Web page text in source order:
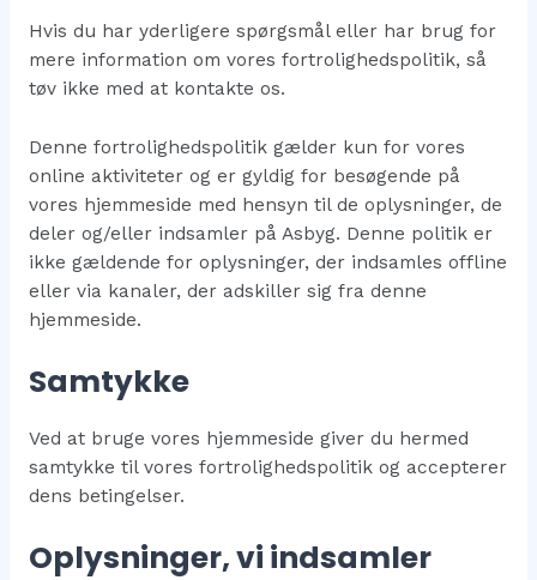
Hvis du har yderligere spørgsmål eller har brug for
mere information om vores fortrolighedspolitik, så
tøv ikke med at kontakte os.
Denne fortrolighedspolitik gælder kun for vores
online aktiviteter og er gyldig for besøgende på
vores hjemmeside med hensyn til de oplysninger, de
deler og/eller indsamler på Asbyg. Denne politik er
ikke gældende for oplysninger, der indsamles offline
eller via kanaler, der adskiller sig fra denne
hjemmeside.
Samtykke
Ved at bruge vores hjemmeside giver du hermed
samtykke til vores fortrolighedspolitik og accepterer
dens betingelser.
Oplysninger, vi indsamler